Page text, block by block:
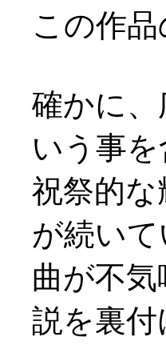
この作
確かに
いう事
祝祭的
が続い
曲が不
説を裏